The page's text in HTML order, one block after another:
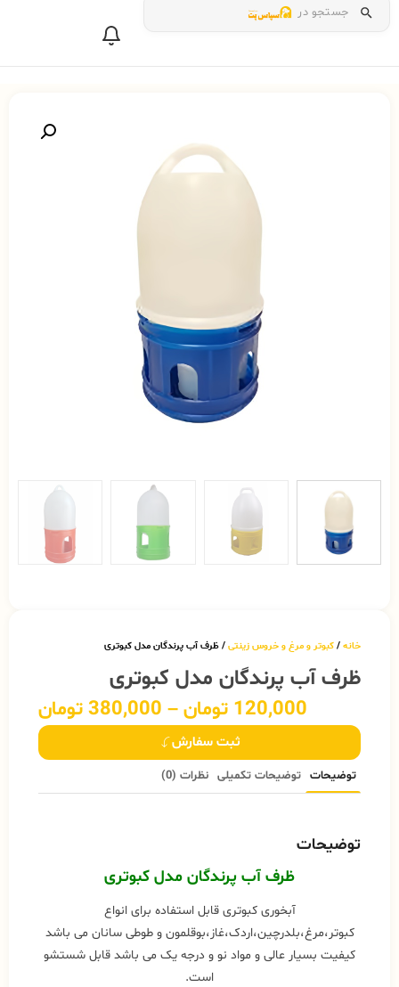
جستجو در
خانه / کبوتر و مرغ و خروس زینتی / ظرف آب پرندگان مدل کبوتری
ظرف آب پرندگان مدل کبوتری
120,000 تومان –
380,000 تومان
ثبت سفارش
توضیحات توضیحات تکمیلی نظرات (0)
توضیحات
ظرف آب پرندگان مدل کبوتری
آبخوری کبوتری قابل استفاده برای انواع
کبوتر،مرغ،بلدرچین،اردک،غاز،بوقلمون و طوطی سانان می باشد
کیفیت بسیار عالی و مواد نو و درجه یک می باشد قابل شستشو
است.